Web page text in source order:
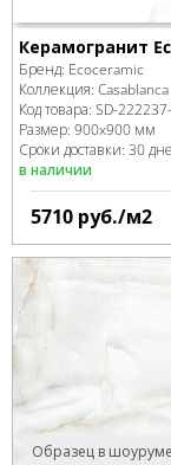
Керамогранит
Бренд: Ecoceramic
Коллекция: Casablanca
Код товара: SD-222237
Размер: 900x900 мм
Сроки доставки: 30
в наличии
5710 руб./м2
Образец в шоуруме